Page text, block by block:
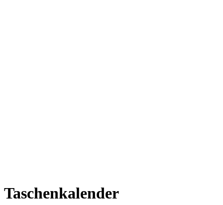
Taschenkalender